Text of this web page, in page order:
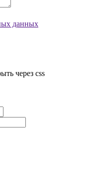
данных
через css